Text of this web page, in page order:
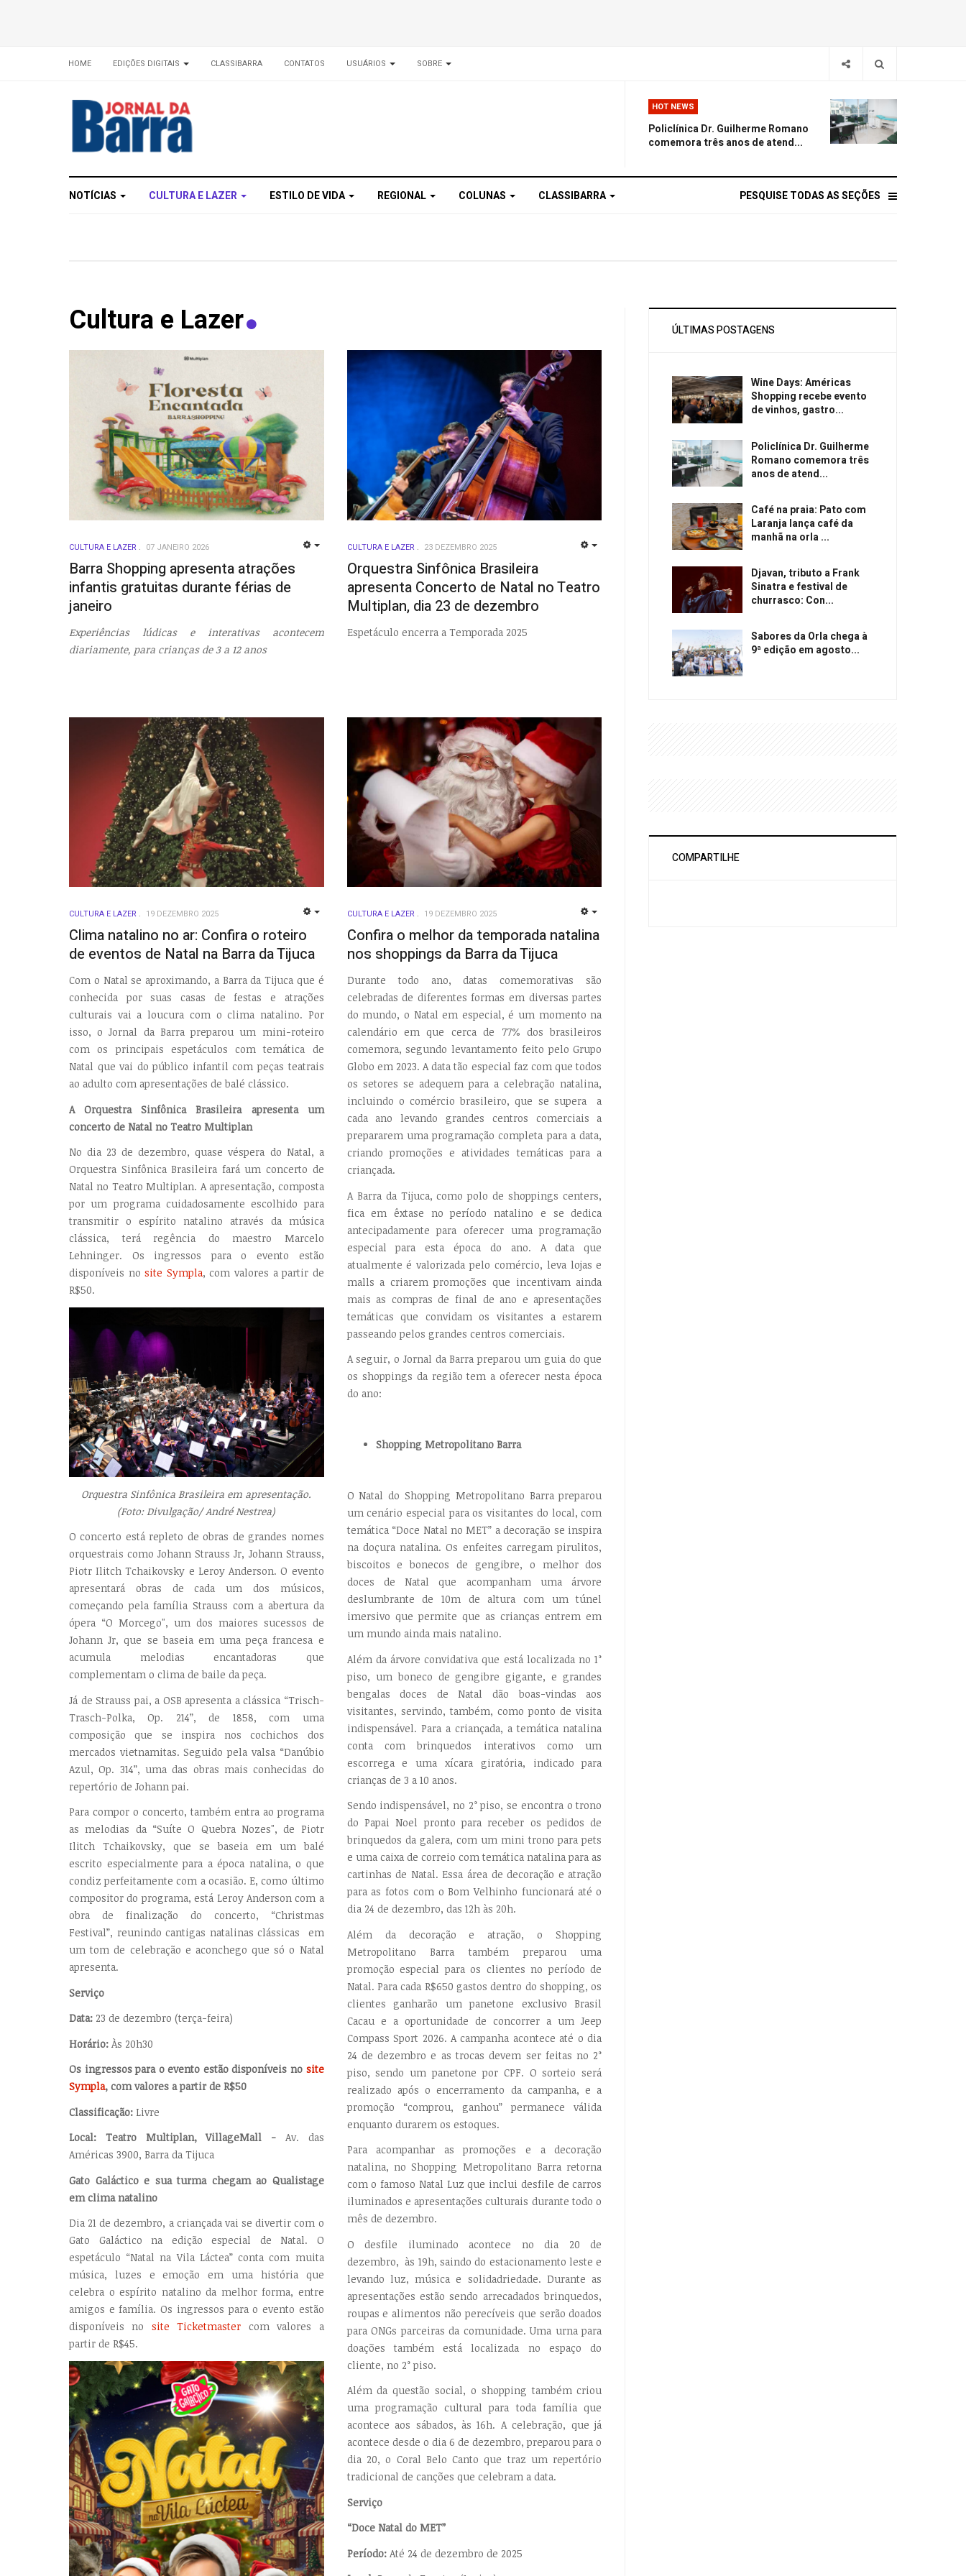
HOME EDIÇÕES DIGITAIS CLASSIBARRA CONTATOS USUÁRIOS SOBRE
HOT NEWS
Policlínica Dr. Guilherme Romano
comemora três anos de atend...
NOTÍCIAS CULTURA E LAZER ESTILO DE VIDA REGIONAL COLUNAS CLASSIBARRA PESQUISE TODAS AS SEÇÕES
Cultura e Lazer
CULTURA E LAZER 07 JANEIRO 2026
Barra Shopping apresenta atrações
infantis gratuitas durante férias de
janeiro
Experiências lúdicas e interativas acontecem
diariamente, para crianças de 3 a 12 anos
CULTURA E LAZER 23 DEZEMBRO 2025
Orquestra Sinfônica Brasileira
apresenta Concerto de Natal no Teatro
Multiplan, dia 23 de dezembro
Espetáculo encerra a Temporada 2025
CULTURA E LAZER 19 DEZEMBRO 2025
Clima natalino no ar: Confira o roteiro
de eventos de Natal na Barra da Tijuca
Com o Natal se aproximando, a Barra da Tijuca que é
conhecida por suas casas de festas e atrações
culturais vai a loucura com o clima natalino. Por
isso, o Jornal da Barra preparou um mini-roteiro
com os principais espetáculos com temática de
Natal que vai do público infantil com peças teatrais
ao adulto com apresentações de balé clássico.
A Orquestra Sinfônica Brasileira apresenta um
concerto de Natal no Teatro Multiplan
No dia 23 de dezembro, quase véspera do Natal, a
Orquestra Sinfônica Brasileira fará um concerto de
Natal no Teatro Multiplan. A apresentação, composta
por um programa cuidadosamente escolhido para
transmitir o espírito natalino através da música
clássica, terá regência do maestro Marcelo
Lehninger. Os ingressos para o evento estão
disponíveis nosite Sympla, com valores a partir de
R$50.
Orquestra Sinfônica Brasileira em apresentação.
(Foto: Divulgação/ André Nestrea)
O concerto está repleto de obras de grandes nomes
orquestrais como Johann Strauss Jr, Johann Strauss,
Piotr Ilitch Tchaikovsky e Leroy Anderson. O evento
apresentará obras de cada um dos músicos,
começando pela família Strauss com a abertura da
ópera “O Morcego", um dos maiores sucessos de
Johann Jr, que se baseia em uma peça francesa e
acumula melodias encantadoras que
complementam o clima de baile da peça.
Já de Strauss pai, a OSB apresenta a clássica “Trisch-
Trasch-Polka, Op. 214”, de 1858, com uma
composição que se inspira nos cochichos dos
mercados vietnamitas. Seguido pela valsa “Danúbio
Azul, Op. 314”, uma das obras mais conhecidas do
repertório de Johann pai.
Para compor o concerto, também entra ao programa
as melodias da “Suíte O Quebra Nozes", de Piotr
Ilitch Tchaikovsky, que se baseia em um balé
escrito especialmente para a época natalina, o que
condiz perfeitamente com a ocasião. E, como último
compositor do programa, está Leroy Anderson com a
obra de finalização do concerto, “Christmas
Festival”, reunindo cantigas natalinas clássicas em
um tom de celebração e aconchego que só o Natal
apresenta.
Serviço
Data: 23 de dezembro (terça-feira)
Horário: Às 20h30
Os ingressos para o evento estão disponíveis no site
Sympla, com valores a partir de R$50
Classificação: Livre
Local: Teatro Multiplan, VillageMall - Av. das
Américas 3900, Barra da Tijuca
Gato Galáctico e sua turma chegam ao Qualistage
em clima natalino
Dia 21 de dezembro, a criançada vai se divertir com o
Gato Galáctico na edição especial de Natal. O
espetáculo “Natal na Vila Láctea” conta com muita
música, luzes e emoção em uma história que
celebra o espírito natalino da melhor forma, entre
amigos e família. Os ingressos para o evento estão
disponíveis no site Ticketmaster com valores a
partir de R$45.
CULTURA E LAZER 19 DEZEMBRO 2025
Confira o melhor da temporada natalina
nos shoppings da Barra da Tijuca
Durante todo ano, datas comemorativas são
celebradas de diferentes formas em diversas partes
do mundo, o Natal em especial, é um momento na
calendário em que cerca de 77% dos brasileiros
comemora, segundo levantamento feito pelo Grupo
Globo em 2023. A data tão especial faz com que todos
os setores se adequem para a celebração natalina,
incluindo o comércio brasileiro, que se supera a
cada ano levando grandes centros comerciais a
prepararem uma programação completa para a data,
criando promoções e atividades temáticas para a
criançada.
A Barra da Tijuca, como polo de shoppings centers,
fica em êxtase no período natalino e se dedica
antecipadamente para oferecer uma programação
especial para esta época do ano. A data que
atualmente é valorizada pelo comércio, leva lojas e
malls a criarem promoções que incentivam ainda
mais as compras de final de ano e apresentações
temáticas que convidam os visitantes a estarem
passeando pelos grandes centros comerciais.
A seguir, o Jornal da Barra preparou um guia do que
os shoppings da região tem a oferecer nesta época
do ano:
Shopping Metropolitano Barra
O Natal do Shopping Metropolitano Barra preparou
um cenário especial para os visitantes do local, com
temática “Doce Natal no MET” a decoração se inspira
na doçura natalina. Os enfeites carregam pirulitos,
biscoitos e bonecos de gengibre, o melhor dos
doces de Natal que acompanham uma árvore
deslumbrante de 10m de altura com um túnel
imersivo que permite que as crianças entrem em
um mundo ainda mais natalino.
Além da árvore convidativa que está localizada no 1°
piso, um boneco de gengibre gigante, e grandes
bengalas doces de Natal dão boas-vindas aos
visitantes, servindo, também, como ponto de visita
indispensável. Para a criançada, a temática natalina
conta com brinquedos interativos como um
escorrega e uma xícara giratória, indicado para
crianças de 3 a 10 anos.
Sendo indispensável, no 2° piso, se encontra o trono
do Papai Noel pronto para receber os pedidos de
brinquedos da galera, com um mini trono para pets
e uma caixa de correio com temática natalina para as
cartinhas de Natal. Essa área de decoração e atração
para as fotos com o Bom Velhinho funcionará até o
dia 24 de dezembro, das 12h às 20h.
Além da decoração e atração, o Shopping
Metropolitano Barra também preparou uma
promoção especial para os clientes no período de
Natal. Para cada R$650 gastos dentro do shopping, os
clientes ganharão um panetone exclusivo Brasil
Cacau e a oportunidade de concorrer a um Jeep
Compass Sport 2026. A campanha acontece até o dia
24 de dezembro e as trocas devem ser feitas no 2°
piso, sendo um panetone por CPF. O sorteio será
realizado após o encerramento da campanha, e a
promoção “comprou, ganhou” permanece válida
enquanto durarem os estoques.
Para acompanhar as promoções e a decoração
natalina, no Shopping Metropolitano Barra retorna
com o famoso Natal Luz que inclui desfile de carros
iluminados e apresentações culturais durante todo o
mês de dezembro.
O desfile iluminado acontece no dia 20 de
dezembro, às 19h, saindo do estacionamento leste e
levando luz, música e solidadriedade. Durante as
apresentações estão sendo arrecadados brinquedos,
roupas e alimentos não perecíveis que serão doados
para ONGs parceiras da comunidade. Uma urna para
doações também está localizada no espaço do
cliente, no 2° piso.
Além da questão social, o shopping também criou
uma programação cultural para toda família que
acontece aos sábados, às 16h. A celebração, que já
acontece desde o dia 6 de dezembro, preparou para o
dia 20, o Coral Belo Canto que traz um repertório
tradicional de canções que celebram a data.
Serviço
“Doce Natal do MET”
Período: Até 24 de dezembro de 2025
ÚLTIMAS POSTAGENS
Wine Days: Américas
Shopping recebe evento
de vinhos, gastro...
Policlínica Dr. Guilherme
Romano comemora três
anos de atend...
Café na praia: Pato com
Laranja lança café da
manhã na orla ...
Djavan, tributo a Frank
Sinatra e festival de
churrasco: Con...
Sabores da Orla chega à
9ª edição em agosto...
COMPARTILHE